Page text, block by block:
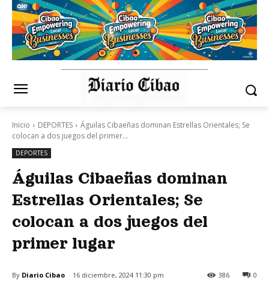
Inicio DEPORTES
Águilas Cibaeñas dominan Estrellas Orientales; Se
colocan a dos juegos del primer...
DEPORTES
Águilas Cibaeñas dominan
Estrellas Orientales; Se
colocan a dos juegos del
primer lugar
By Diario Cibao 16 diciembre, 2024 11:30 pm 0
386